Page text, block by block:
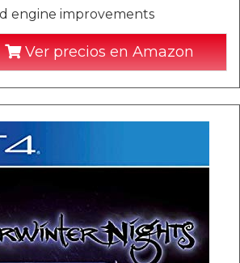
engine improvements
Ver precios en Amazon